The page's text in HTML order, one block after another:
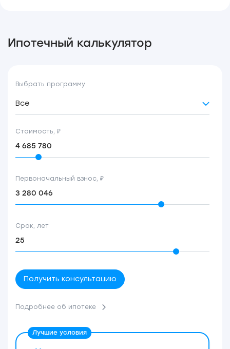
Ипотечный калькулятор
Выбрать программу
Все
Стоимость, ₽
Первоначальный взнос, ₽
Срок, лет
Получить консультацию
Подробнее об ипотеке